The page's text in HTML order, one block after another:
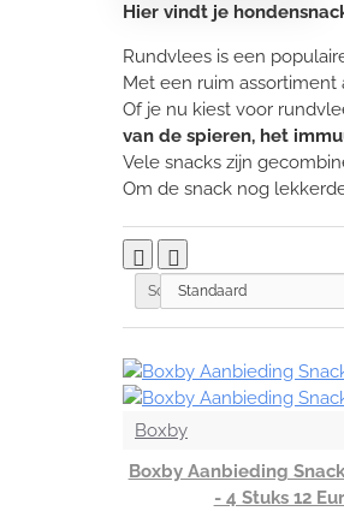
Hier vindt je
Rundvlees is een
Met een ruim assortiment
Of je nu kiest voor
van de spieren, het
Vele snacks zijn
Om de snack nog
Sorteren op:
Boxby
Boxby Aanbieding
- 4 Stuks 12